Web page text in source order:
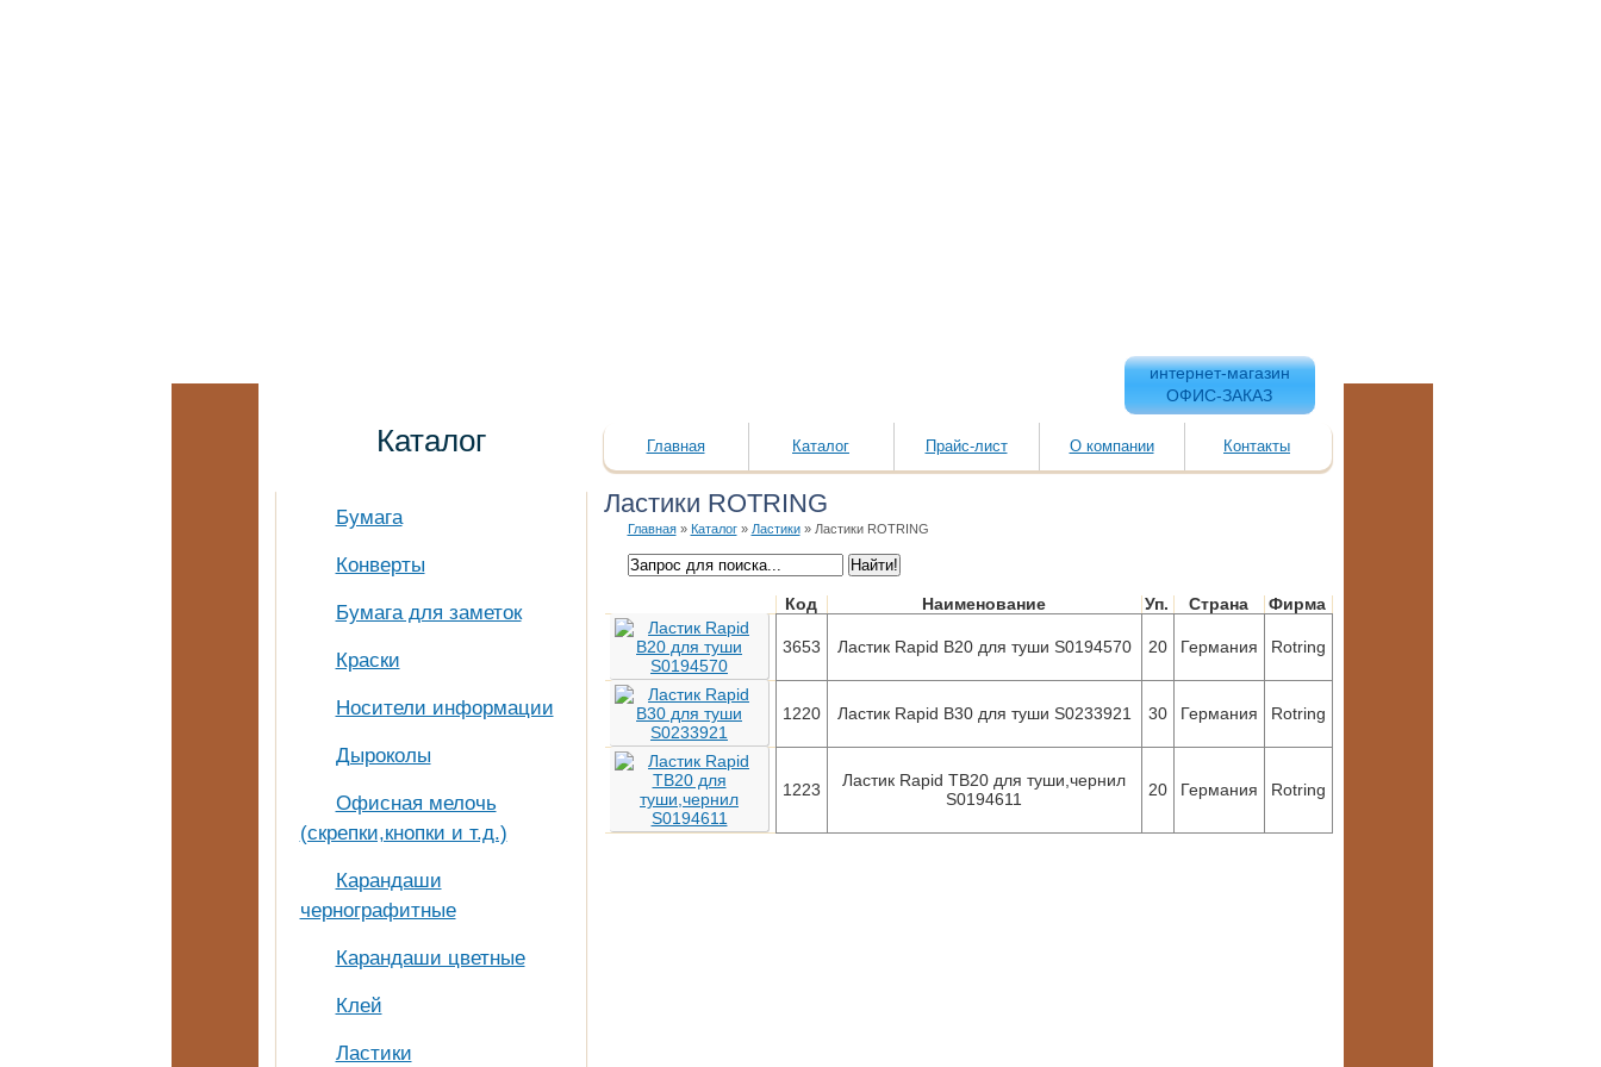
интернет-магазин
ОФИС-ЗАКАЗ
Каталог
Бумага
Конверты
Бумага для заметок
Краски
Носители информации
Дыроколы
Офисная мелочь
(скрепки,кнопки и т.д.)
Карандаши
чернографитные
Карандаши цветные
Клей
Ластики
Главная Каталог Прайс-лист О компании Контакты
Ластики ROTRING
Главная» Каталог» Ластики» Ластики ROTRING
Код Наименование Уп. Страна Фирма
3653 Ластик Rapid B20 для туши S0194570 20 Германия Rotring
1220 Ластик Rapid B30 для туши S0233921 30 Германия Rotring
1223
Ластик Rapid TB20 для туши,чернил
S0194611
20 Германия Rotring